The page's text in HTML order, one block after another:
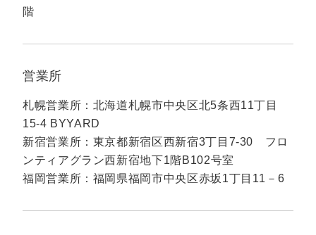
正社員
カスタマーサクセスマネージャー
常勤監査役
内部監査室長
募集要項一覧
階
営業所
札幌営業所：北海道札幌市中央区北5条西11丁目
15-4 BYYARD
新宿営業所：東京都新宿区西新宿3丁目7-30 フロ
ンティアグラン西新宿地下1階B102号室
福岡営業所：福岡県福岡市中央区赤坂1丁目11－6